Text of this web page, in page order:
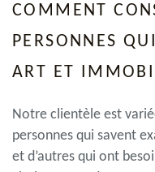
COMMENT
PERSONNES
ART ET
Notre clientèle est
personnes qui savent
et d’autres qui ont